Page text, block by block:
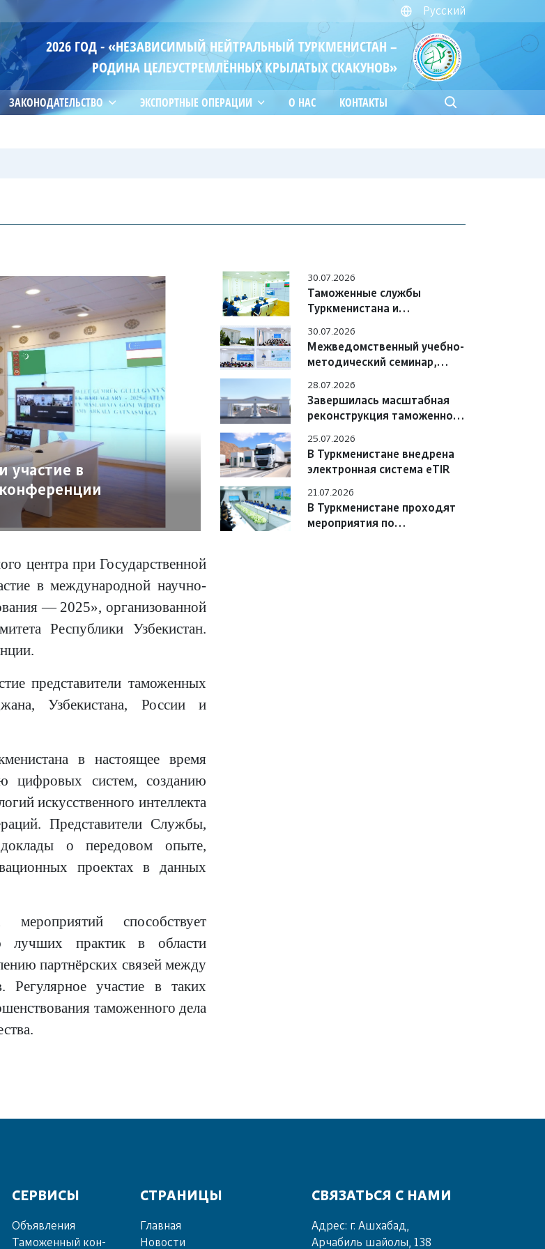
Русский
2026 ГОД - «НЕЗАВИСИМЫЙ НЕЙТРАЛЬНЫЙ ТУРКМЕНИСТАН –
РОДИНА ЦЕЛЕУСТРЕМЛЁННЫХ КРЫЛАТЫХ СКАКУНОВ»
ЗАКОНОДАТЕЛЬСТВО ЭКСПОРТНЫЕ ОПЕРАЦИИ О НАС КОНТАКТЫ
участие в
30.07.2026
Таможенные службы
Туркменистана и
вопросы практического
взаимодействия
30.07.2026
Межведомственный учебно-
методический семинар,
28.07.2026
Завершилась масштабная
реконструкция таможенного
25.07.2026
В Туркменистане внедрена
электронная система eTIR
21.07.2026
В Туркменистане проходят
мероприятия по
центра при Государственной
в международной научно-
— 2025», организованной
Республики Узбекистан.
представители таможенных
Узбекистана, России и
в настоящее время
цифровых систем, созданию
искусственного интеллекта
Представители Службы,
о передовом опыте,
проектах в данных
способствует
лучших практик в области
партнёрских связей между
Регулярное участие в таких
таможенного дела
СЕРВИСЫ
Объ­яв­ле­ния
Та­мо­жен­ный кон­
СТРАНИЦЫ
Главная
Новости
СВЯЗАТЬСЯ С НАМИ
Адрес: г. Ашхабад,
Арчабиль шайолы, 138